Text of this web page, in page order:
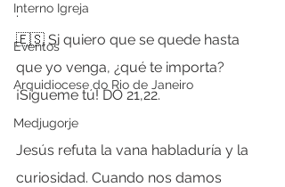
Interno Igreja
Eventos
Arquidiocese do Rio de Janeiro
Medjugorje
.
🇪🇸 Si quiero que se quede hasta
que yo venga, ¿qué te importa?
¡Sígueme tú! DO 21,22.
Jesús refuta la vana habladuría y la
curiosidad. Cuando nos damos